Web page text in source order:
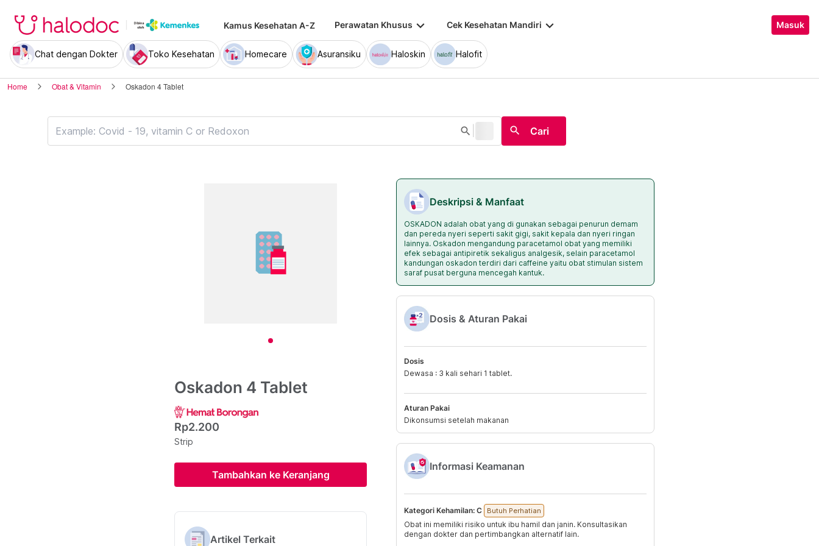
Kamus Kesehatan A-Z Perawatan Khusus keyboard_arrow_down Cek Kesehatan Mandiri keyboard_arrow_down Masuk
Chat dengan Dokter Toko Kesehatan Homecare Asuransiku Haloskin Halofit
Home Obat & Vitamin Oskadon 4 Tablet
search search Cari
Oskadon 4 Tablet
Rp2.200
Strip
Tambahkan ke Keranjang
Artikel Terkait
Deskripsi & Manfaat
OSKADON adalah obat yang di gunakan sebagai penurun demam
dan pereda nyeri seperti sakit gigi, sakit kepala dan nyeri ringan
lainnya. Oskadon mengandung paracetamol obat yang memiliki
efek sebagai antipiretik sekaligus analgesik, selain paracetamol
kandungan oskadon terdiri dari caffeine yaitu obat stimulan sistem
saraf pusat berguna mencegah kantuk.
Dosis & Aturan Pakai
Dosis
Dewasa : 3 kali sehari 1 tablet.
Aturan Pakai
Dikonsumsi setelah makanan
Informasi Keamanan
Kategori Kehamilan: C Butuh Perhatian
Obat ini memiliki risiko untuk ibu hamil dan janin. Konsultasikan
dengan dokter dan pertimbangkan alternatif lain.